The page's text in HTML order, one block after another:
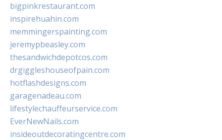
bigpinkrestaurant.com
inspirehuahin.com
memmingerspainting.com
jeremypbeasley.com
thesandwichdepotcos.com
drgiggleshouseofpain.com
hotflashdesigns.com
garagenadeau.com
lifestylechauffeurservice.com
EverNewNails.com
insideoutdecoratingcentre.com